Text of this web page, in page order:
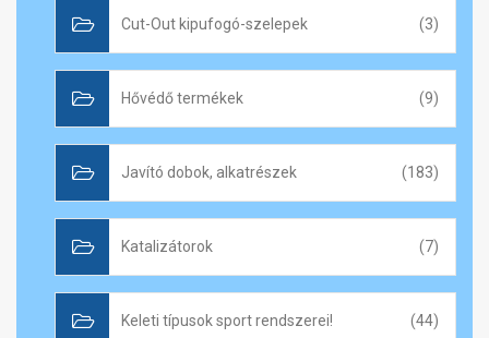
Cut-Out kipufogó-szelepek (3)
Hővédő termékek (9)
Javító dobok, alkatrészek (183)
Katalizátorok (7)
Keleti típusok sport rendszerei! (44)